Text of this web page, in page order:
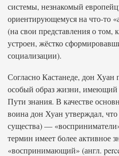
системы, незнакомый
ориентирующемуся на что-то
(на свои представления о том,
устроен, жёстко
социализации).
Согласно Кастанеде, дон Хуан
особый образ жизни, имеющий
Пути знания. В качестве
воина дон Хуан утверждал,
существа) —
термин имеет более активное
«воспринимающий» (англ.